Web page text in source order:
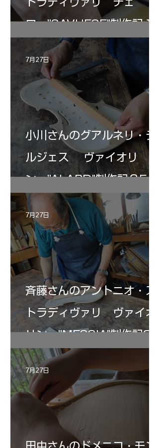
ロ ”SAVUESE"制作記１2
小川さんのグアルネリ・デ
ルジェス ヴァイオリ
ン ”ALARD"制作記３5
7月27日
斉藤さんのアントニオ・ス
トラディヴァリ ヴァイオ
リン ”MESSIA"制作記33
7月27日
7月27日